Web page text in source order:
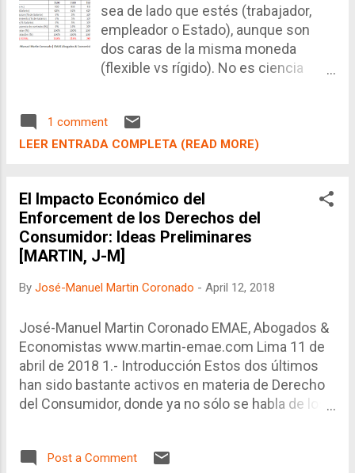
forma de pensar, un objetivo en común, una
adhesión o fanatismo (en el buen sentido) a un
ídolo, entre otros. Y en eso los jueces y fiscales
no parecen ser distintos, pues al igual que todo
sea de lado que estés (trabajador,
empleador o Estado), aunque son
dos caras de la misma moneda
(flexible vs rígido). No es ciencia
demasiado rígido mientras que si
estás por el lado del trabajador
conclusión será la más conveniente
en el tiempo y espacio en el que te
encuentres.
1 comment
LEER ENTRADA COMPLETA (READ MORE)
El Impacto Económico del
Enforcement de los Derechos del
Consumidor: Ideas Preliminares
[MARTIN, J-M]
By José-Manuel Martin Coronado - April 12, 2018
José-Manuel Martin Coronado EMAE, Abogados &
Economistas www.martin-emae.com Lima 11 de
abril de 2018 1.- Introducción Estos dos últimos
han sido bastante activos en materia de Derecho
del Consumidor, donde ya no sólo se habla de los
proveedores de consumo masivo, más cercanos
Post a Comment